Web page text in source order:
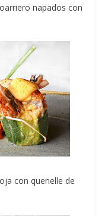
napados con
con quenelle de